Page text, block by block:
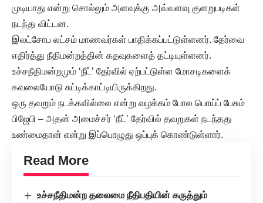
முடியாது என்று சொல்லும் அளவுக்கு அவ்வளவு குளறுபடிகள்
நடந்து விட்டன.
இலட்சோப லட்சம் மாணவர்கள் பாதிக்கப்பட்டுள்ளனர். தேர்வை
எதிர்த்து நீதிமன்றத்தின் கதவுகளைத் தட்டியுள்ளனர்.
உச்சநீதிமன்றமும் ‘நீட்’ தேர்வில் ஏற்பட்டுள்ள மோசடிகளைக்
கவலையோடு சுட்டிக்காட்டியிருக்கிறது.
ஒரு தவறும் நடக்கவில்லை என்று வழக்கம் போல பொய்ப் பேசும்
பிஜேபி – அதன் அமைச்சர் ‘நீட்’ தேர்வில் தவறுகள் நடந்தது
உண்மைதான் என்று இப்பொழுது ஒப்புக் கொண்டுள்ளார்.
Read More
உச்சநீதிமன்ற தலைமை நீதிபதியின் கருத்தும்